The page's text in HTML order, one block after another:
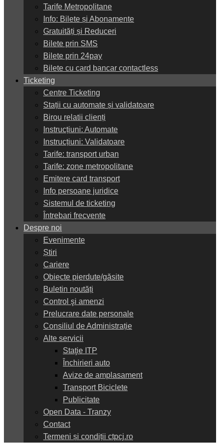
Tarife Metropolitane
Info: Bilete și Abonamente
Gratuități și Reduceri
Bilete prin SMS
Bilete prin 24pay
Bilete cu card bancar contactless
Ticketing
Centre Ticketing
Stații cu automate și validatoare
Birou relatii clienți
Instrucțiuni: Automate
Instrucțiuni: Validatoare
Tarife: transport urban
Tarife: zone metropolitane
Emitere card transport
Info persoane juridice
Sistemul de ticketing
Întrebari frecvente
Despre noi
Evenimente
Știri
Cariere
Obiecte pierdute/găsite
Buletin noutăți
Control şi amenzi
Prelucrare date personale
Consiliul de Administrație
Alte servicii
Staţie ITP
Închirieri auto
Avize de amplasament
Transport Biciclete
Publicitate
Open Data - Tranzy
Contact
Termeni și condiții ctpcj.ro